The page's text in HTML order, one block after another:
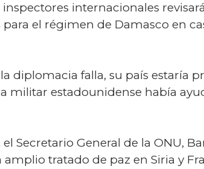
internacionales
para el régimen de Damasco en
diplomacia falla, su país estaría
militar estadounidense había
Secretario General de la ONU,
tratado de paz en Siria y